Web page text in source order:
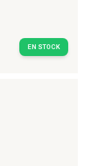
EN STOCK